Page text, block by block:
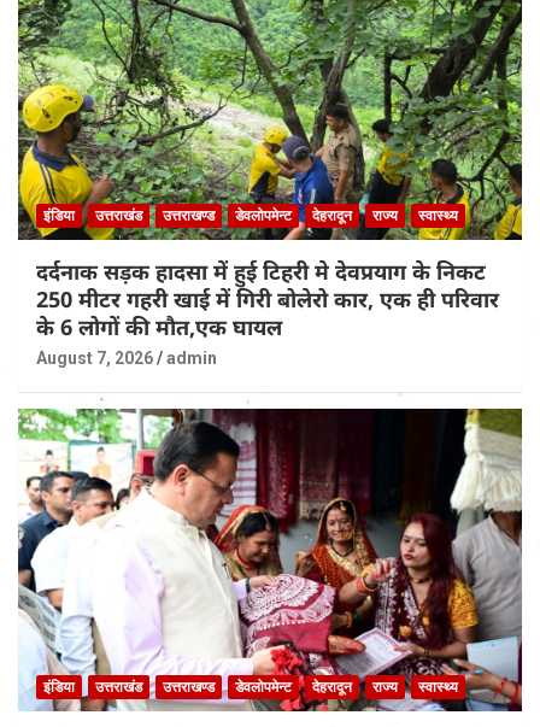
इंडिया उत्तराखंड उत्तराखण्ड डेवलोपमेन्ट देहरादून राज्य स्वास्थ्य
दर्दनाक सड़क हादसा में हुई टिहरी मे देवप्रयाग के निकट
250 मीटर गहरी खाई में गिरी बोलेरो कार, एक ही परिवार
के 6 लोगों की मौत,एक घायल
August 7, 2026 admin
इंडिया उत्तराखंड उत्तराखण्ड डेवलोपमेन्ट देहरादून राज्य स्वास्थ्य